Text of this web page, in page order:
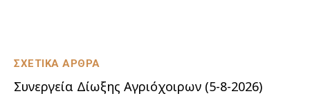
ΣΧΕΤΙΚΑ ΑΡΘΡΑ
Συνεργεία Δίωξης Αγριόχοιρων (5-8-2026)